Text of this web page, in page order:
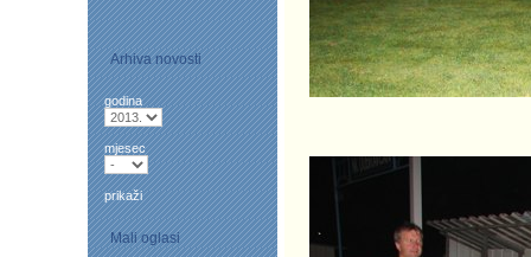
Arhiva novosti
godina
mjesec
prikaži
Mali oglasi